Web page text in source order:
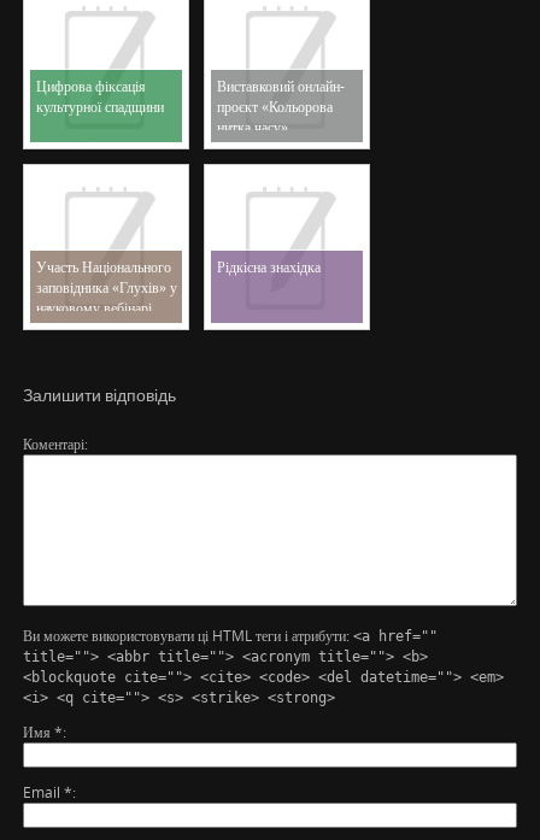
Цифрова фіксація
культурної спадщини
Виставковий онлайн-
проєкт «Кольорова
нитка часу»
Участь Національного
заповідника «Глухів» у
науковому вебінарі
Рідкісна знахідка
Залишити відповідь
Коментарі
Ви можете використовувати ці HTML теги і атрибути: <a href=""
title=""> <abbr title=""> <acronym title=""> <b>
<blockquote cite=""> <cite> <code> <del datetime=""> <em>
<i> <q cite=""> <s> <strike> <strong>
Имя *
Email *